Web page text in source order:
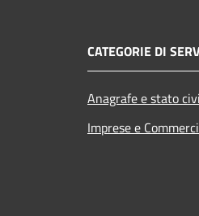
CATEGORIE DI
Anagrafe e stato
Imprese e